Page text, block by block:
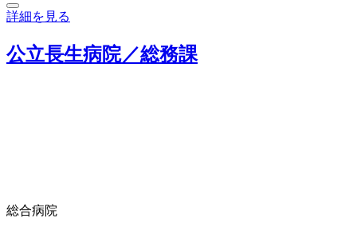
詳細を見る
公立長生病院／総務課
総合病院